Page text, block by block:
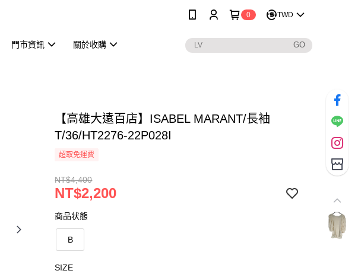
0 TWD
門市資訊 關於收購
【高雄大遠百店】ISABEL MARANT/長袖
T/36/HT2276-22P028I
超取免運費
NT$4,400
NT$2,200
商品状態
B
SIZE